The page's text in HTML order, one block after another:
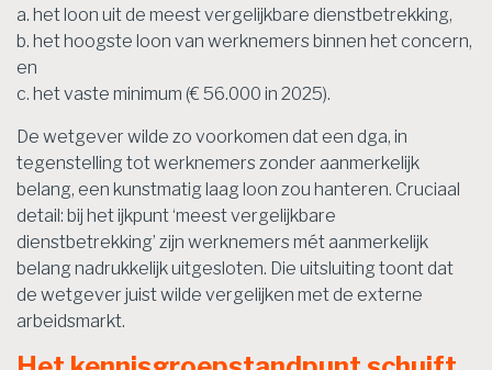
a. het loon uit de meest vergelijkbare dienstbetrekking,
b. het hoogste loon van werknemers binnen het concern,
en
c. het vaste minimum (€ 56.000 in 2025).
De wetgever wilde zo voorkomen dat een dga, in
tegenstelling tot werknemers zonder aanmerkelijk
belang, een kunstmatig laag loon zou hanteren. Cruciaal
detail: bij het ijkpunt ‘meest vergelijkbare
dienstbetrekking’ zijn werknemers mét aanmerkelijk
belang nadrukkelijk uitgesloten. Die uitsluiting toont dat
de wetgever juist wilde vergelijken met de externe
arbeidsmarkt.